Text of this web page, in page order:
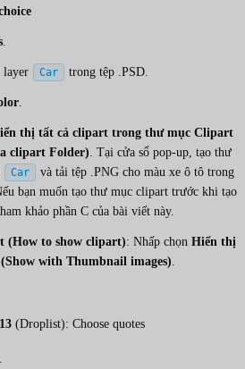
.
layer Car trong tệp .PSD.
.
thị tất cả clipart trong thư mục Clipart
clipart Folder). Tại cửa sổ pop-up, tạo thư
Car
và tải tệp .PNG cho màu xe ô tô trong
bạn muốn tạo thư mục clipart trước khi tạo
khảo phần C của bài viết này.
(How to show clipart): Nhấp chọn Hiển thị
with Thumbnail images).
(Droplist): Choose quotes
.